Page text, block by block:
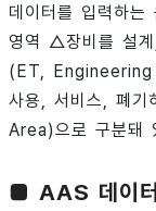
데이터를 입력하
영역 △장비를 설
(ET,
사용, 서비스, 폐
Area)으로 구분돼
■ AAS 데이터